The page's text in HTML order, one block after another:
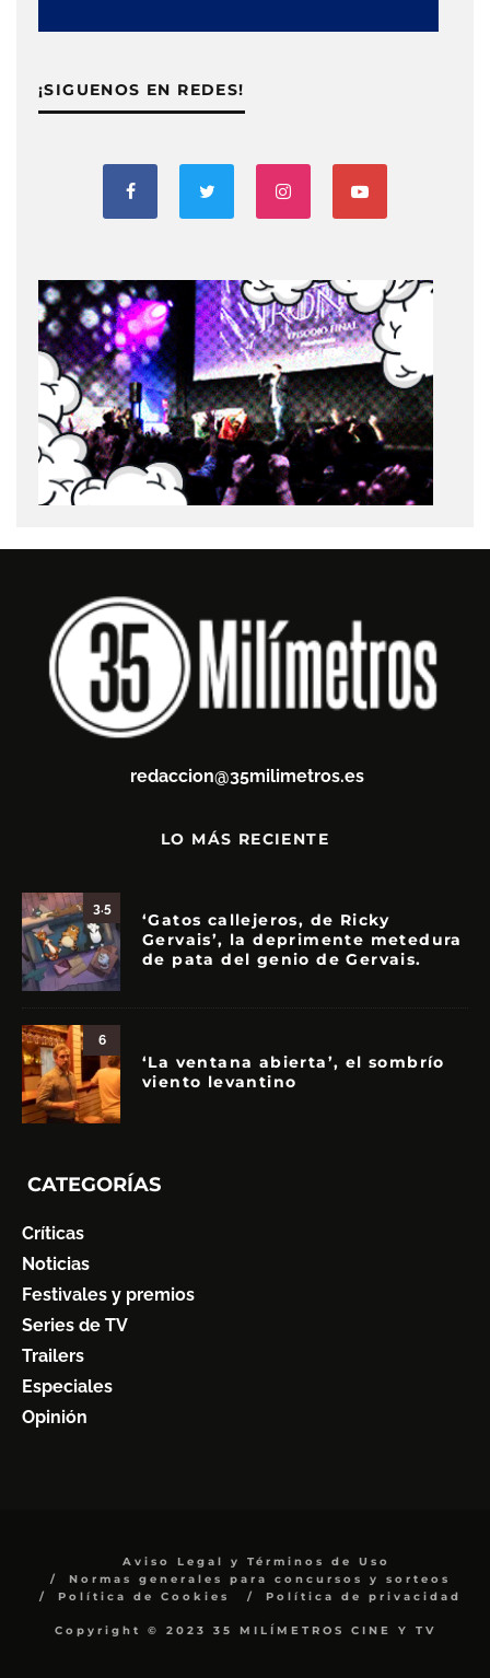
¡SIGUENOS EN REDES!
redaccion@35milimetros.es
LO MÁS RECIENTE
3.5
‘Gatos callejeros, de Ricky
Gervais’, la deprimente metedura
de pata del genio de Gervais.
6
‘La ventana abierta’, el sombrío
viento levantino
CATEGORÍAS
Críticas
Noticias
Festivales y premios
Series de TV
Trailers
Especiales
Opinión
Aviso Legal y Términos de Uso
Normas generales para concursos y sorteos
Política de Cookies
Política de privacidad
Copyright © 2023 35 MILÍMETROS CINE Y TV